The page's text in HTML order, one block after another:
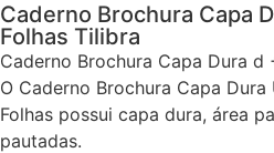
Caderno Brochura Capa
Folhas Tilibra
Caderno Brochura Capa Dura d
O Caderno Brochura Capa
Folhas possui capa dura, área
pautadas.